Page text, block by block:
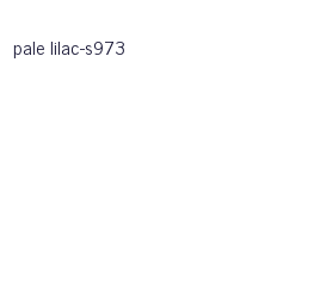
pale lilac-s973